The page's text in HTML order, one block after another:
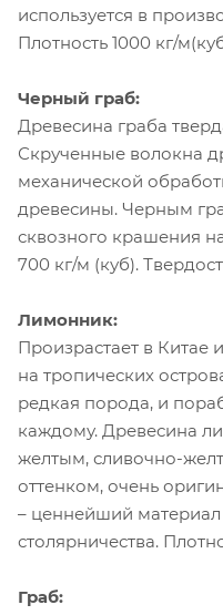
используется в
Плотность 1000 кг/
Черный граб:
Древесина граба
Скрученные волокна
механической
древесины. Черным
сквозного крашения
700 кг/м (куб).
Лимонник:
Произрастает в Китае
на тропических
редкая порода, и
каждому. Древесина
желтым, сливочно-
оттенком, очень
– ценнейший
столярничества.
Граб: